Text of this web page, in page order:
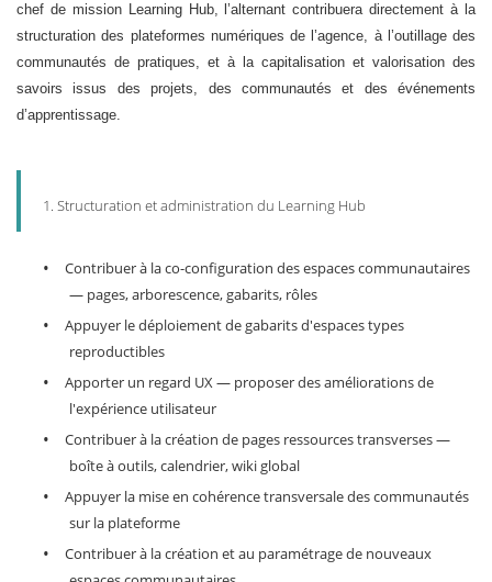
chef de mission Learning Hub, l’alternant contribuera directement à la
structuration des plateformes numériques de l’agence, à l’outillage des
communautés de pratiques, et à la capitalisation et valorisation des
savoirs issus des projets, des communautés et des événements
d’apprentissage.
1. Structuration et administration du Learning Hub
•
Contribuer à la co-configuration des espaces communautaires
— pages, arborescence, gabarits, rôles
•
Appuyer le déploiement de gabarits d'espaces types
reproductibles
•
Apporter un regard UX — proposer des améliorations de
l'expérience utilisateur
•
Contribuer à la création de pages ressources transverses —
boîte à outils, calendrier, wiki global
•
Appuyer la mise en cohérence transversale des communautés
sur la plateforme
•
Contribuer à la création et au paramétrage de nouveaux